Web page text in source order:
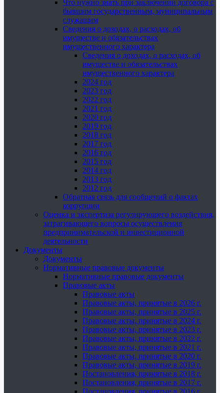
Что нужно знать при заключении договора с
бывшим государственным, муниципальным
служащим
Сведения о доходах, о расходах, об
имуществе и обязательствах
имущественного характера
Сведения о доходах, о расходах, об
имуществе и обязательствах
имущественного характера
2024 год
2023 год
2022 год
2021 год
2020 год
2019 год
2018 год
2017 год
2016 год
2015 год
2014 год
2013 год
2012 год
Обратная связь для сообщений о фактах
коррупции
Оценка и экспертиза регулирующего воздействия,
затрагивающего вопросы осуществления
предпринимательской и инвестиционной
деятельности
Документы
Документы
Нормативные правовые документы
Нормативные правовые документы
Правовые акты
Правовые акты
Правовые акты, принятые в 2026 г.
Правовые акты, принятые в 2025 г.
Правовые акты, принятые в 2024 г.
Правовые акты, принятые в 2023 г.
Правовые акты, принятые в 2022 г.
Правовые акты, принятые в 2021 г.
Правовые акты, принятые в 2020 г.
Правовые акты, принятые в 2019 г.
Постановления, принятые в 2018 г.
Постановления, принятые в 2017 г.
Постановления, принятые в 2016 г.